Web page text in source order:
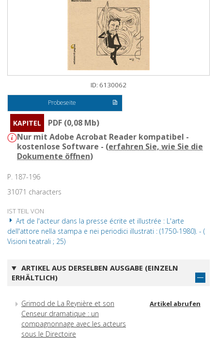
ID: 6130062
Probeseite
KAPITEL
PDF (0,08 Mb)
Nur mit Adobe Acrobat Reader kompatibel -
kostenlose Software - (erfahren Sie, wie Sie die
Dokumente öffnen)
P. 187-196
31071 characters
IST TEIL VON
Art de l'acteur dans la presse écrite et illustrée : L'arte
dell'attore nella stampa e nei periodici illustrati : (1750-1980). - (
Visioni teatrali ; 25)
ARTIKEL AUS DERSELBEN AUSGABE (EINZELN
ERHÄLTLICH)
Grimod de La Reynière et son
Censeur dramatique : un
compagnonnage avec les acteurs
sous le Directoire
Artikel abrufen